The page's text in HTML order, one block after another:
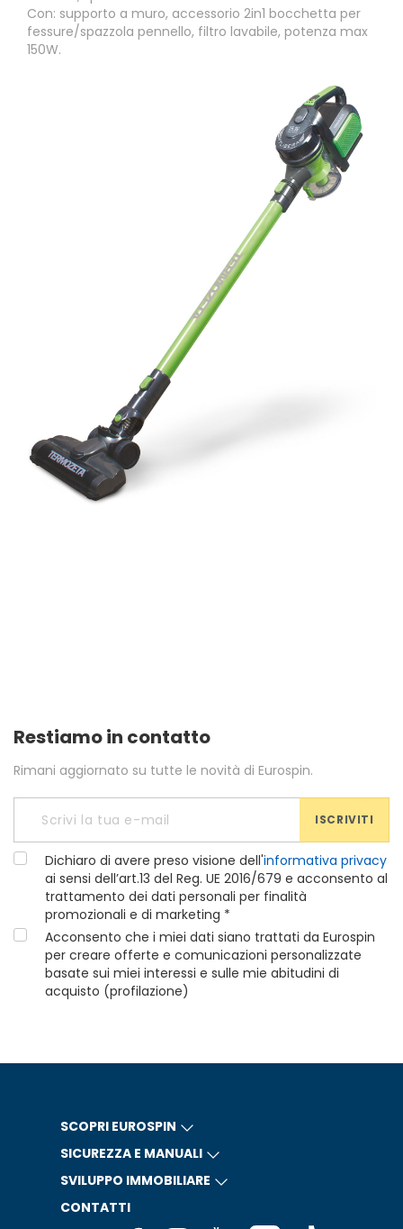
Con: supporto a muro, accessorio 2in1 bocchetta per
fessure/spazzola pennello, filtro lavabile, potenza max
150W.
Restiamo in contatto
Rimani aggiornato su tutte le novità di Eurospin.
ISCRIVITI
Dichiaro di avere preso visione dell'informativa privacy
ai sensi dell’art.13 del Reg. UE 2016/679 e acconsento al
trattamento dei dati personali per finalità
promozionali e di marketing *
Acconsento che i miei dati siano trattati da Eurospin
per creare offerte e comunicazioni personalizzate
basate sui miei interessi e sulle mie abitudini di
acquisto (profilazione)
SCOPRI EUROSPIN
SICUREZZA E MANUALI
SVILUPPO IMMOBILIARE
CONTATTI